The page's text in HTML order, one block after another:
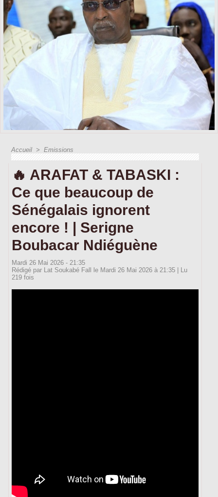
Accueil > Emissions
🔥 ARAFAT & TABASKI :
Ce que beaucoup de
Sénégalais ignorent
encore ! | Serigne
Boubacar Ndiéguène
Mardi 26 Mai 2026 - 21:35
Rédigé par Lat Soukabé Fall le Mardi 26 Mai 2026 à 21:35 | Lu
219 fois